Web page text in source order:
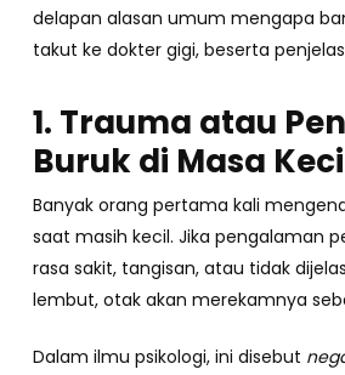
delapan alasan umum mengapa
takut ke dokter gigi, beserta
1. Trauma atau
Buruk di Masa
Banyak orang pertama kali
saat masih kecil. Jika pengalaman
rasa sakit, tangisan, atau tidak
lembut, otak akan merekamnya
Dalam ilmu psikologi, ini disebut